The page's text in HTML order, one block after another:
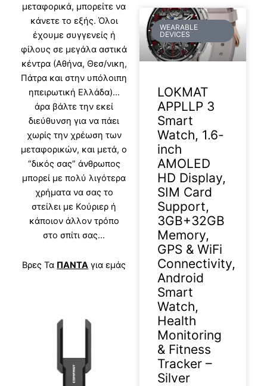
μεταφορικά, μπορείτε να
κάνετε το εξής. Όλοι
έχουμε συγγενείς ή
φίλους σε μεγάλα αστικά
κέντρα (Αθήνα, Θεσ/νικη,
Πάτρα και στην υπόλοιπη
ηπειρωτική Ελλάδα)…
άρα βάλτε την εκεί
διεύθυνση για να πάει
χωρίς την χρέωση των
μεταφορικών, και μετά, ο
“δικός σας” άνθρωπος
μπορεί με πολύ λιγότερα
χρήματα να σας το
στείλει με Κούριερ ή
κάποιον άλλον τρόπο
στο σπίτι σας…
Βρες Τα ΠΑΝΤΑ για εμάς
WEARABLE
DEVICES
LOKMAT
APPLLP 3
Smart
Watch, 1.6-
inch
AMOLED
HD Display,
SIM Card
Support,
3GB+32GB
Memory,
GPS & WiFi
Connectivity,
Android
Smart
Watch,
Health
Monitoring
& Fitness
Tracker –
Silver